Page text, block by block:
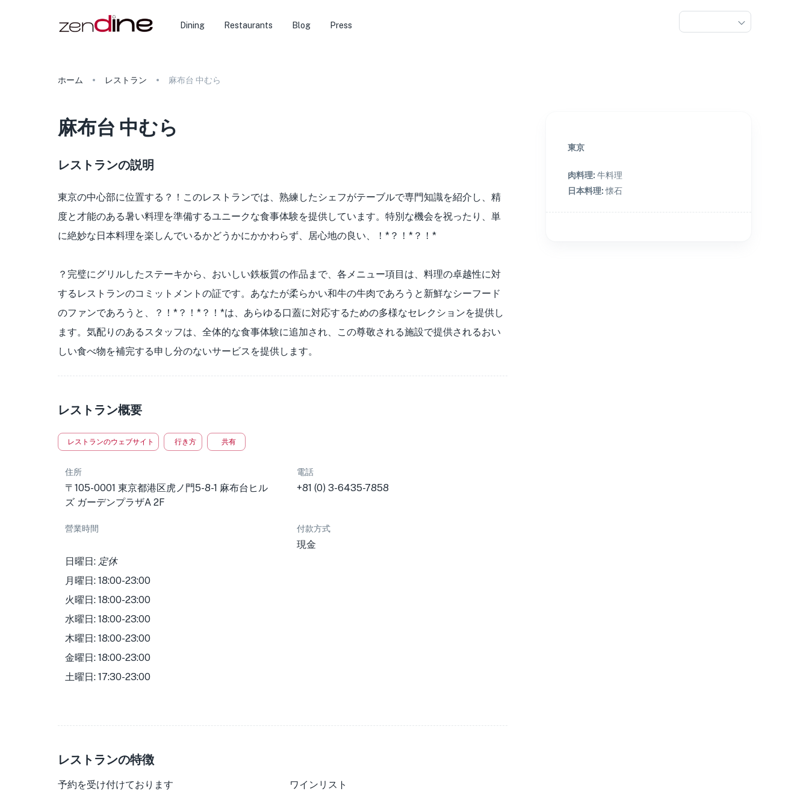
Dining Restaurants Blog Press
ホーム レストラン 麻布台 中むら
麻布台 中むら
レストランの説明
東京の中心部に位置する？！このレストランでは、熟練したシェフがテーブルで専門知識を紹介し、精
度と才能のある暑い料理を準備するユニークな食事体験を提供しています。特別な機会を祝ったり、単
に絶妙な日本料理を楽しんでいるかどうかにかかわらず、居心地の良い、！*？！*？！*
？完璧にグリルしたステーキから、おいしい鉄板質の作品まで、各メニュー項目は、料理の卓越性に対
するレストランのコミットメントの証です。あなたが柔らかい和牛の牛肉であろうと新鮮なシーフード
のファンであろうと、？！*？！*？！*は、あらゆる口蓋に対応するための多様なセレクションを提供し
ます。気配りのあるスタッフは、全体的な食事体験に追加され、この尊敬される施設で提供されるおい
しい食べ物を補完する申し分のないサービスを提供します。
レストラン概要
レストランのウェブサイト 行き方 共有
住所
〒105-0001 東京都港区虎ノ門5-8-1 麻布台ヒル
ズ ガーデンプラザA 2F
電話
+81 (0) 3-6435-7858
營業時間
日曜日: 定休
月曜日: 18:00-23:00
火曜日: 18:00-23:00
水曜日: 18:00-23:00
木曜日: 18:00-23:00
金曜日: 18:00-23:00
土曜日: 17:30-23:00
付款方式
現金
レストランの特徴
予約を受け付けております ワインリスト
東京
肉料理: 牛料理
日本料理:懐石